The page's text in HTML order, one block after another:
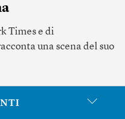
Times e di
una scena del suo